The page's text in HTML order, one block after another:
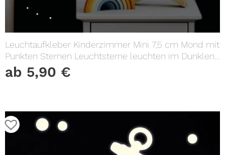
Leuchtaufkleber Kinderzimmer Mini 7,5 cm Mond mit
Punkten Sternen Leuchtsterne leuchten im Dunklen
Lichtschalter
ab 5,90 €